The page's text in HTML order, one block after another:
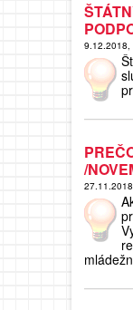
9.12.2018,
/